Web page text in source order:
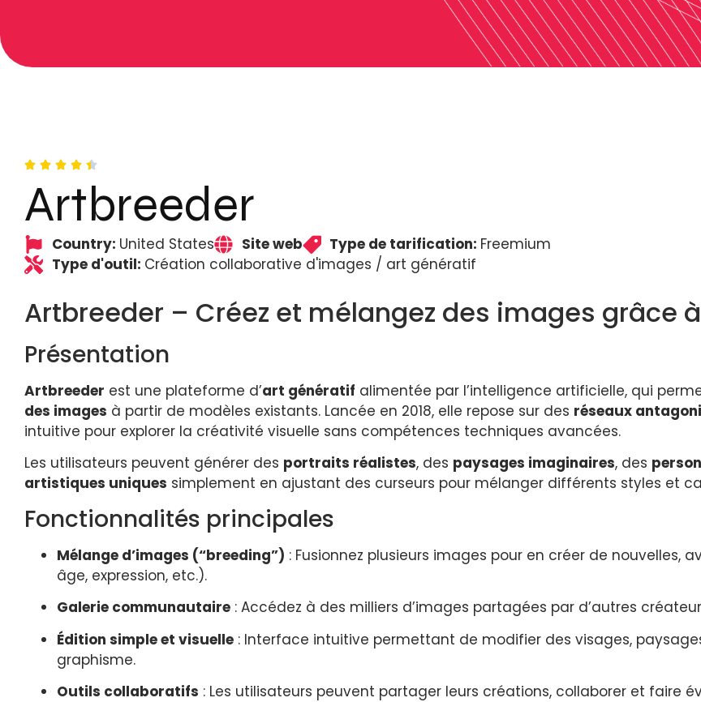
Artbreeder
Country: United States Site web Type de tarification: Freemium
Type d'outil: Création collaborative d'images / art génératif
Artbreeder – Créez et mélangez des images grâce
Présentation
Artbreeder est une plateforme d’art génératif alimentée par l’intelligence artificielle, qui
des images à partir de modèles existants. Lancée en 2018, elle repose sur des réseaux
intuitive pour explorer la créativité visuelle sans compétences techniques avancées.
Les utilisateurs peuvent générer des portraits réalistes, des paysages imaginaires, des
artistiques uniques simplement en ajustant des curseurs pour mélanger différents styles et
Fonctionnalités principales
Mélange d’images (“breeding”) : Fusionnez plusieurs images pour en créer de nouvelles,
âge, expression, etc.).
Galerie communautaire : Accédez à des milliers d’images partagées par d’autres
Édition simple et visuelle : Interface intuitive permettant de modifier des visages,
graphisme.
Outils collaboratifs : Les utilisateurs peuvent partager leurs créations, collaborer et faire